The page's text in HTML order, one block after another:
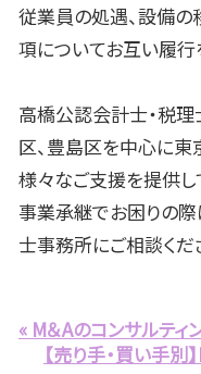
従業員の処遇、設備
項についてお互い履行
高橋公認会計士・税
区、豊島区を中心に東
様々なご支援を提供し
事業承継でお困りの
士事務所にご相談くだ
« M＆Aのコンサルティ
【売り手・買い手別